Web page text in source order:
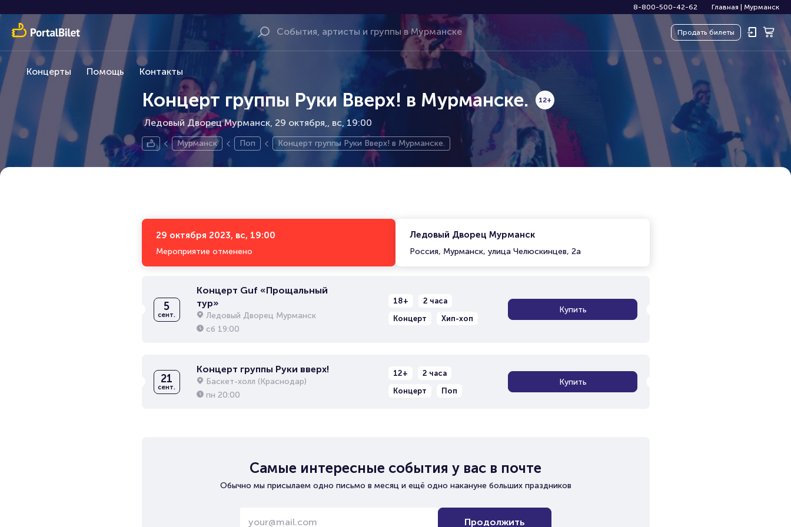
8-800-500-42-62 Главная Мурманск
Продать билеты
Концерты Помощь Контакты
Концерт группы Руки Вверх! в Мурманске.
Ледовый Дворец Мурманск, 29 октября,
12+
вс, 19:00
Мурманск Поп Концерт группы Руки Вверх! в Мурманске.
29 октября 2023, вс, 19:00
Мероприятие отменено
Ледовый Дворец Мурманск
Россия, Мурманск, улица Челюскинцев, 2а
5
сент.
Концерт Guf «Прощальный
тур»
Ледовый Дворец Мурманск
сб 19:00
18+
2 часа
Концерт
Хип-хоп
Купить
21
сент.
Концерт группы Руки вверх!
Баскет-холл (Краснодар)
пн 20:00
12+
2 часа
Концерт
Поп
Купить
Самые интересные события у вас в почте
Обычно мы присылаем одно письмо в месяц и ещё одно накануне больших праздников
Продолжить